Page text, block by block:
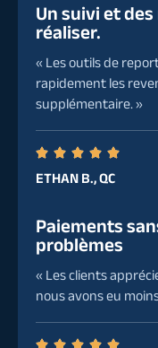
Un suivi et
réaliser.
« Les outils de
rapidement les
supplémentaire. »
ETHAN B., QC
Paiements
problèmes
« Les clients
nous avons eu